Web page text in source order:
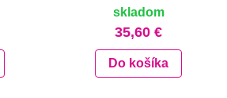
skladom
35,60 €
Do košíka